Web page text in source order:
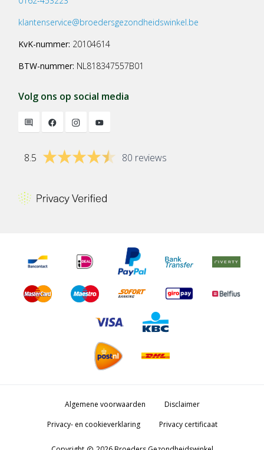
klantenservice@broedersgezondheidswinkel.be
KvK-nummer: 20104614
BTW-nummer: NL818347557B01
Volg ons op social media
8.5 80 reviews
Algemene voorwaarden
Disclaimer
Privacy- en cookieverklaring
Privacy certificaat